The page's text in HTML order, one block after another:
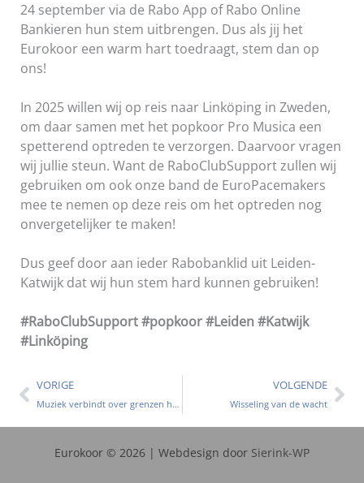
24 september via de Rabo App of Rabo Online
Bankieren hun stem uitbrengen. Dus als jij het
Eurokoor een warm hart toedraagt, stem dan op
ons!
In 2025 willen wij op reis naar Linköping in Zweden,
om daar samen met het popkoor Pro Musica een
spetterend optreden te verzorgen. Daarvoor vragen
wij jullie steun. Want de RaboClubSupport zullen wij
gebruiken om ook onze band de EuroPacemakers
mee te nemen op deze reis om het optreden nog
onvergetelijker te maken!
Dus geef door aan ieder Rabobanklid uit Leiden-
Katwijk dat wij hun stem hard kunnen gebruiken!
#RaboClubSupport #popkoor #Leiden #Katwijk
#Linköping
Vorige
VORIGE
Muziek verbindt over grenzen heen
VOLGENDE
Wisseling van de wacht
Eurokoor © 2026 | Webdesign door Sierink-WP